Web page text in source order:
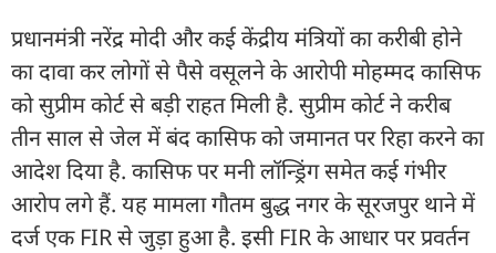
प्रधानमंत्री नरेंद्र मोदी और कई केंद्रीय मंत्रियों का करीबी होने
का दावा कर लोगों से पैसे वसूलने के आरोपी मोहम्मद कासिफ
को सुप्रीम कोर्ट से बड़ी राहत मिली है. सुप्रीम कोर्ट ने करीब
तीन साल से जेल में बंद कासिफ को जमानत पर रिहा करने का
आदेश दिया है. कासिफ पर मनी लॉन्ड्रिंग समेत कई गंभीर
आरोप लगे हैं. यह मामला गौतम बुद्ध नगर के सूरजपुर थाने में
दर्ज एक FIR से जुड़ा हुआ है. इसी FIR के आधार पर प्रवर्तन